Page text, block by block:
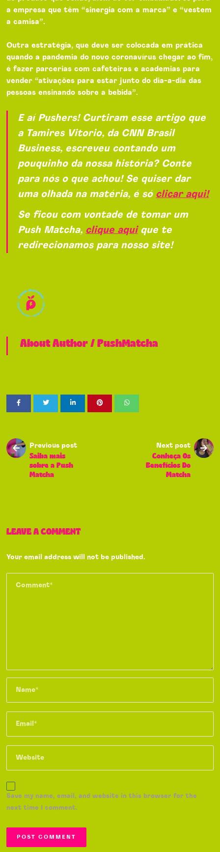
a empresa que têm “sinergia com a marca” e “vestem
a camisa”.
Outra estratégia, que deve ser colocada em prática
quando a pandemia do novo coronavírus chegar ao fim,
é fazer parcerias com cafeteiras e academias para
vender “ativações para estar junto do dia-a-dia das
pessoas ensinando sobre a bebida”.
E aí Pushers! Curtiram esse artigo que
a Tamires Vitorio, da CNN Brasil
Business, escreveu contando um
pouquinho da nossa história? Conte
para nós o que achou! Se quiser dar
uma olhada na matéria, é só clicar aqui!
Se ficou com vontade de tomar um
Push Matcha, clique aquique te
redirecionamos para nosso site!
About Author /PushMatcha
Previous post
Saiba mais
sobre a Push
Matcha
Next post
Conheça Os
Benefícios Do
Matcha
LEAVE A COMMENT
Your email address will not be published.
Save my name, email, and website in this browser for the
next time I comment.